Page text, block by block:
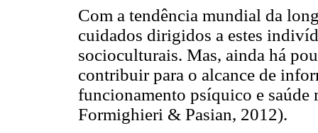
Com a tendência mundial da
cuidados dirigidos a estes
socioculturais. Mas, ainda há
contribuir para o alcance de
funcionamento psíquico e saúde
Formighieri & Pasian, 2012).